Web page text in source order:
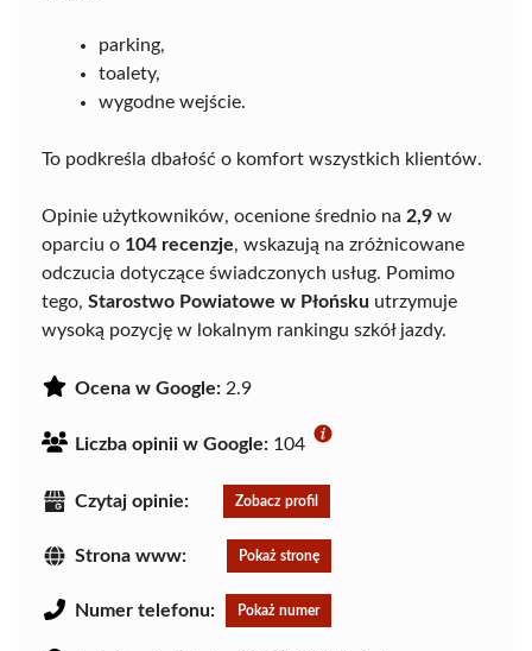
parking,
toalety,
wygodne wejście.
To podkreśla dbałość o komfort wszystkich klientów.
Opinie użytkowników, ocenione średnio na 2,9 w
oparciu o 104 recenzje, wskazują na zróżnicowane
odczucia dotyczące świadczonych usług. Pomimo
tego, Starostwo Powiatowe w Płońsku utrzymuje
wysoką pozycję w lokalnym rankingu szkół jazdy.
Ocena w Google: 2.9
Liczba opinii w Google: 104
Czytaj opinie: Zobacz profil
Strona www: Pokaż stronę
Numer telefonu: Pokaż numer